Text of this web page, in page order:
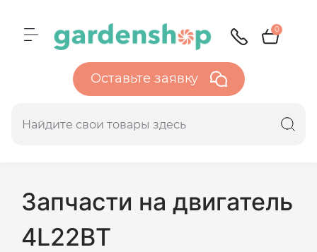
0
Оставьте заявку
Запчасти на двигатель
4L22BT